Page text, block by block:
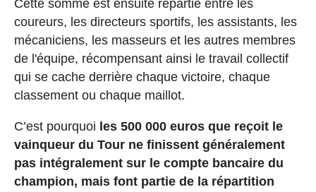
Cette somme est ensuite répartie entre les
coureurs, les directeurs sportifs, les assistants, les
mécaniciens, les masseurs et les autres membres
de l'équipe, récompensant ainsi le travail collectif
qui se cache derrière chaque victoire, chaque
classement ou chaque maillot.
C’est pourquoi les 500 000 euros que reçoit le
vainqueur du Tour ne finissent généralement
pas intégralement sur le compte bancaire du
champion, mais font partie de la répartition